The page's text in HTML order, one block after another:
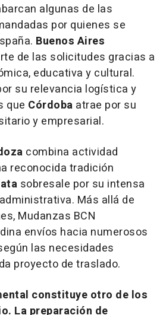
algunas de las
por quienes se
Buenos Aires
de las solicitudes gracias a
educativa y cultural.
su relevancia logística y
que Córdoba atrae por su
y empresarial.
combina actividad
reconocida tradición
sobresale por su intensa
Más allá de
Mudanzas BCN
envíos hacia numerosos
las necesidades
proyecto de traslado.
constituye otro de los
La preparación de